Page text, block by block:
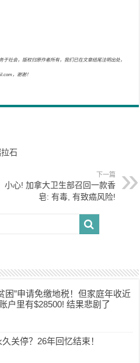
社会，版权归原作者所有，我们已在文章结尾注明出处，
，谢谢！
石
下一篇
小心! 加拿大卫生部召回一款香
皂: 有毒, 有致癌风险!
困”申请免缴地税！但家庭年收近
户里有$28500! 结果悲剧了
关停？26年回忆结束！